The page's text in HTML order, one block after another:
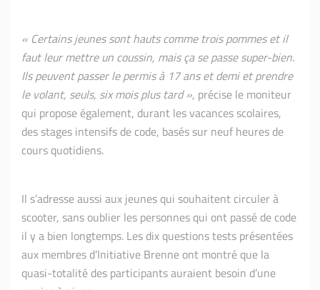
« Certains jeunes sont hauts comme trois pommes et il
faut leur mettre un coussin, mais ça se passe super-bien.
Ils peuvent passer le permis à 17 ans et demi et prendre
le volant, seuls, six mois plus tard », précise le moniteur
qui propose également, durant les vacances scolaires,
des stages intensifs de code, basés sur neuf heures de
cours quotidiens.
Il s’adresse aussi aux jeunes qui souhaitent circuler à
scooter, sans oublier les personnes qui ont passé de code
il y a bien longtemps. Les dix questions tests présentées
aux membres d’Initiative Brenne ont montré que la
quasi-totalité des participants auraient besoin d’une